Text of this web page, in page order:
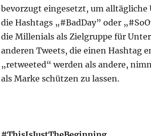
bevorzugt eingesetzt, um
die Hashtags „#BadDay” oder
die Millenials als Zielgruppe für
anderen Tweets, die einen Hashtag
„retweeted“ werden als andere,
als Marke schützen zu lassen.